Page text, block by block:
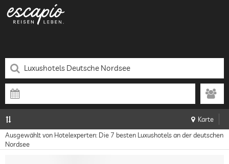
Karte
Ausgewählt von Hotelexperten: Die 7 besten Luxushotels an der deutschen
Nordsee